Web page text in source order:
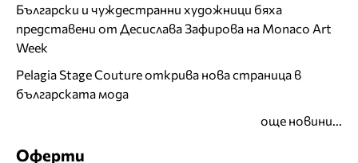
Български и чуждестранни художници бяха
представени от Десислава Зафирова на Monaco Art
Week
Pelagia Stage Couture открива нова страница в
българската мода
още новини...
Оферти